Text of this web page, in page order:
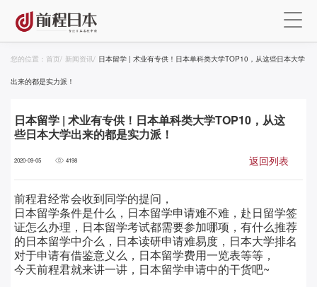
您的位置： 首页/ 新闻资讯/ 日本留学 | 术业有专供！日本单科类大学TOP10，从这些日本大学
出来的都是实力派！
日本留学 | 术业有专供！日本单科类大学TOP10，从这
些日本大学出来的都是实力派！
2020-09-05 4198 返回列表
前程君经常会收到同学的提问，
日本留学条件是什么，日本留学申请难不难，赴日留学签
证怎么办理，日本留学考试都需要参加哪项，有什么推荐
的日本留学中介么，日本读研申请难易度，日本大学排名
对于申请有借鉴意义么，日本留学费用一览表等等，
今天前程君就来讲一讲，日本留学申请中的干货吧~